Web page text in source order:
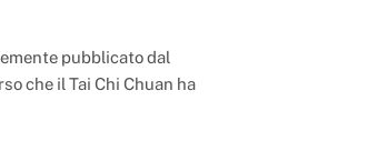
pubblicato dal
che il Tai Chi Chuan ha